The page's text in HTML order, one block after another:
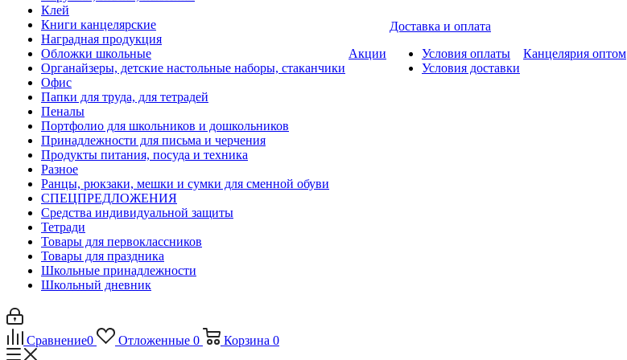
Клей
Книги канцелярские
Наградная продукция
Обложки школьные
Органайзеры, детские настольные наборы, стаканчики
Офис
Папки для труда, для тетрадей
Пеналы
Портфолио для школьников и дошкольников
Принадлежности для письма и черчения
Продукты питания, посуда и техника
Разное
Ранцы, рюкзаки, мешки и сумки для сменной обуви
СПЕЦПРЕДЛОЖЕНИЯ
Средства индивидуальной защиты
Тетради
Товары для первоклассников
Товары для праздника
Школьные принадлежности
Школьный дневник
Акции
Доставка и оплата
Условия оплаты
Условия доставки
Канцелярия оптом
Сравнение0 Отложенные 0 Корзина 0